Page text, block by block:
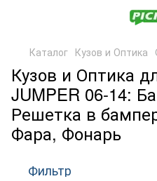
Каталог Кузов и Оптика
Кузов и Оптика
JUMPER 06-14:
Решетка в
Фара, Фонарь
Фильтр